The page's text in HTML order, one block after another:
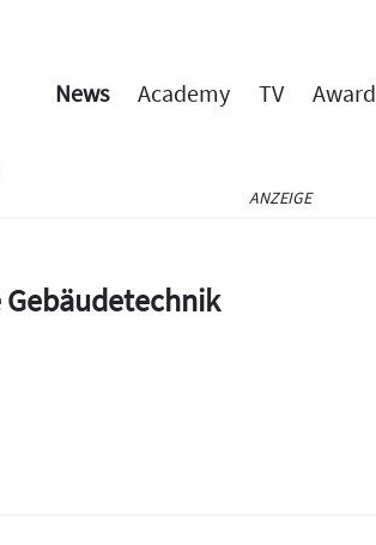
News Academy TV Award
ANZEIGE